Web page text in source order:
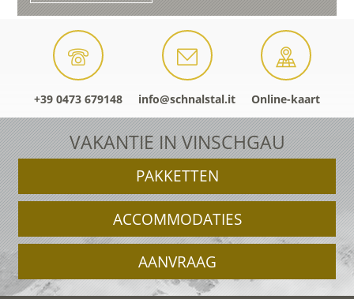
+39 0473 679148 info@schnalstal.it Online-kaart
VAKANTIE IN VINSCHGAU
PAKKETTEN
ACCOMMODATIES
AANVRAAG